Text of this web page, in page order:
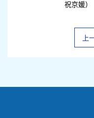
祝京媛）
上